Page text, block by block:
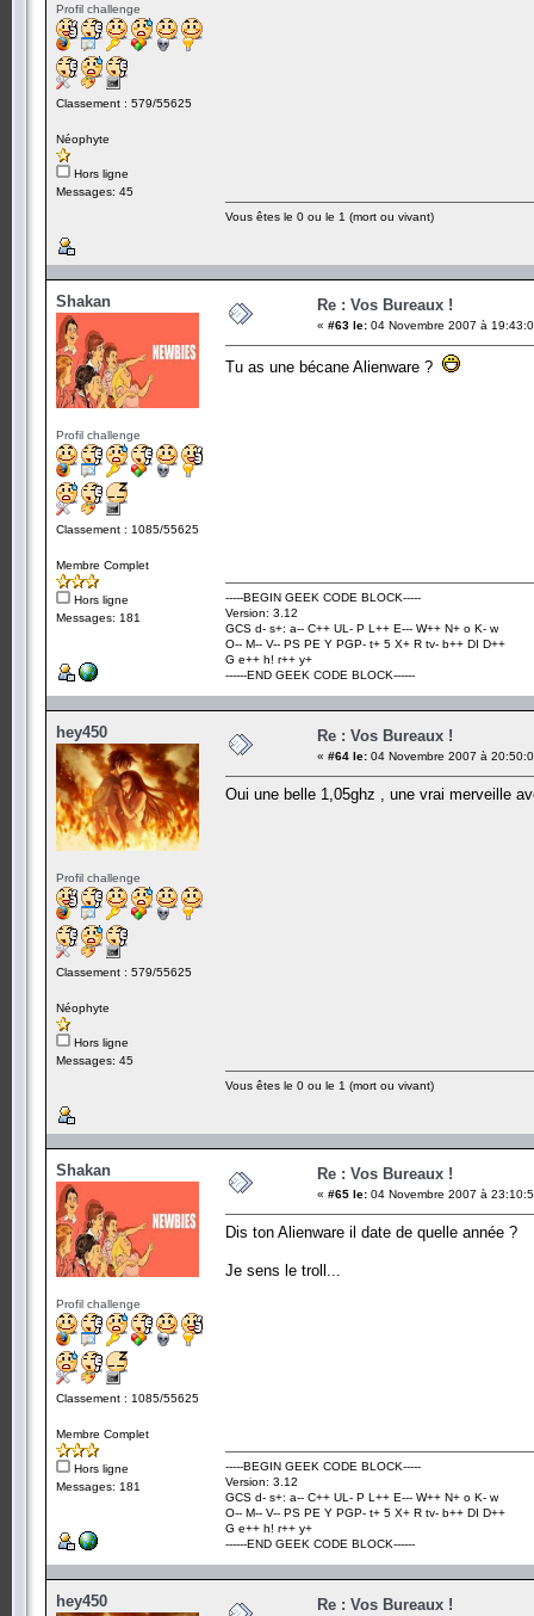
Profil challenge
Classement : 579/55625
Néophyte
Hors ligne
Messages: 45
Vous êtes le 0 ou le 1 (mort ou vivant)
Shakan
Profil challenge
Classement : 1085/55625
Membre Complet
Hors ligne
Messages: 181
Re : Vos Bureaux !
« #63 le: 04 Novembre 2007 à
Tu as une bécane Alienware ?
-----BEGIN GEEK CODE BLOCK-----
Version: 3.12
GCS d- s+: a-- C++ UL- P L++ E--- W++ N+ o K- w
O-- M-- V-- PS PE Y PGP- t+ 5 X+ R tv- b++ DI D++
G e++ h! r++ y+
------END GEEK CODE BLOCK------
hey450
Profil challenge
Classement : 579/55625
Néophyte
Hors ligne
Messages: 45
Re : Vos Bureaux !
« #64 le: 04 Novembre 2007 à
Oui une belle 1,05ghz , une vrai merveille
Vous êtes le 0 ou le 1 (mort ou vivant)
Shakan
Profil challenge
Classement : 1085/55625
Membre Complet
Hors ligne
Messages: 181
Re : Vos Bureaux !
« #65 le: 04 Novembre 2007 à
Dis ton Alienware il date de quelle année ?
Je sens le troll...
-----BEGIN GEEK CODE BLOCK-----
Version: 3.12
GCS d- s+: a-- C++ UL- P L++ E--- W++ N+ o K- w
O-- M-- V-- PS PE Y PGP- t+ 5 X+ R tv- b++ DI D++
G e++ h! r++ y+
------END GEEK CODE BLOCK------
hey450 Re : Vos Bureaux !